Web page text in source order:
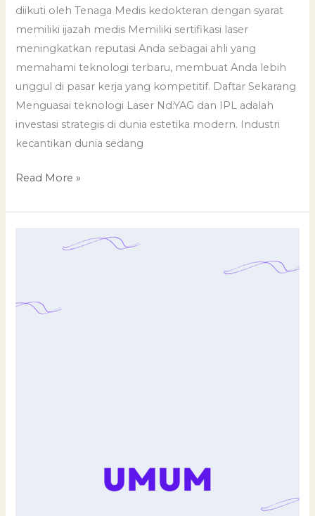
diikuti oleh Tenaga Medis kedokteran dengan syarat
memiliki ijazah medis Memiliki sertifikasi laser
meningkatkan reputasi Anda sebagai ahli yang
memahami teknologi terbaru, membuat Anda lebih
unggul di pasar kerja yang kompetitif. Daftar Sekarang
Menguasai teknologi Laser Nd:YAG dan IPL adalah
investasi strategis di dunia estetika modern. Industri
kecantikan dunia sedang
IPL
Certificate
Training
Course
Read More »